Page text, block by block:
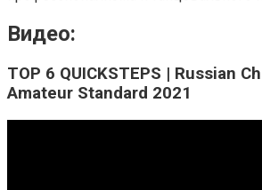
Видео:
TOP 6 QUICKSTEPS | Russian
Amateur Standard 2021